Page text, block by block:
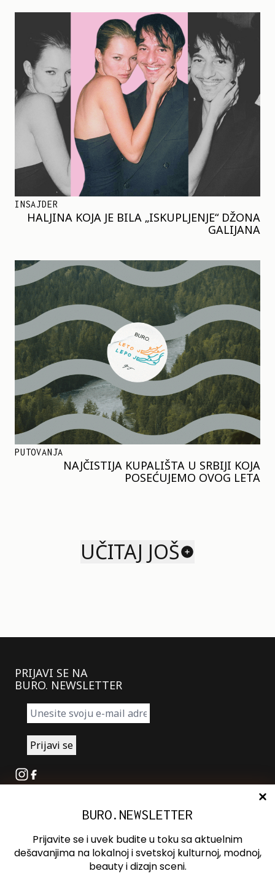
INSAJDER
HALJINA KOJA JE BILA „ISKUPLJENJE“ DŽONA
GALIJANA
PUTOVANJA
NAJČISTIJA KUPALIŠTA U SRBIJI KOJA
POSEĆUJEMO OVOG LETA
UČITAJ JOŠ
PRIJAVI SE NA
BURO. NEWSLETTER
Instagram
Facebook
Oglašavanje
Kontakt
BURO.NEWSLETTER
Prijavite se i uvek budite u toku sa aktuelnim
dešavanjima na lokalnoj i svetskoj kulturnoj, modnoj,
beauty i dizajn sceni.